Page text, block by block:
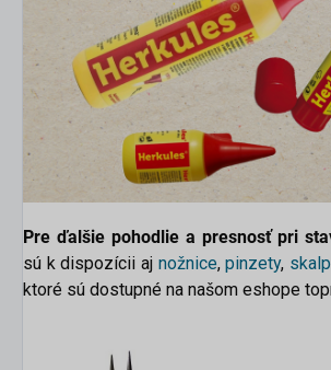
Pre ďalšie pohodlie a presnosť pri
sú k dispozícii aj nožnice,pinzety,
ktoré sú dostupné na našom eshope